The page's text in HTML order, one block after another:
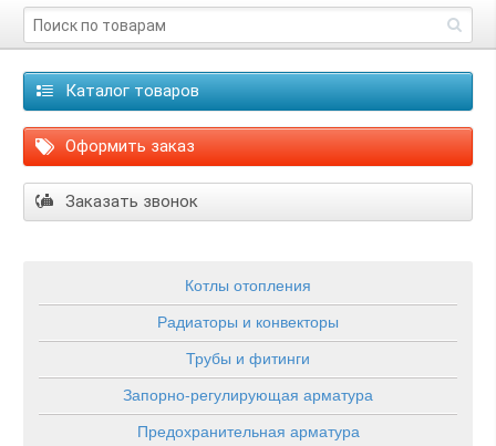
Каталог товаров
Оформить заказ
Заказать звонок
Котлы отопления
Радиаторы и конвекторы
Трубы и фитинги
Запорно-регулирующая арматура
Предохранительная арматура